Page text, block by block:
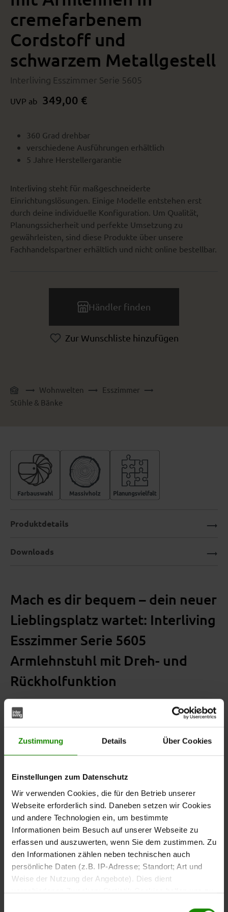
Zustimmung Details Über Cookies
Einstellungen zum Datenschutz
Wir verwenden Cookies, die für den Betrieb unserer
Webseite erforderlich sind. Daneben setzen wir Cookies
und andere Technologien ein, um bestimmte
Informationen beim Besuch auf unserer Webseite zu
erfassen und auszuwerten, wenn Sie dem zustimmen. Zu
den Informationen zählen neben technischen auch
persönliche Daten (z.B. IP-Adresse; Standort; Art und
Weise der Nutzung der Angebote). Dies dient
verschiedenen Zwecken: Statistik Cookies helfen uns zu
cremefarbenem
Cordstoff und
schwarzem Metallgestell
Interliving Esszimmer Serie 5605
UVP ab 349,00 €
360 Grad drehbar
verschiedene Ausführungen erhältlich
5 Jahre Herstellergarantie
Interliving steht für maßgeschneiderte
Einrichtungslösungen. Einige Modelle entstehen erst
durch deine individuelle Konfiguration. Um Qualität,
Planungssicherheit und perfekte Umsetzung zu
gewährleisten, sind diese Produkte über unsere
Fachhandelspartner erhältlich und nicht online bestellbar.
Händler finden
Zur Wunschliste hinzufügen
Wohnwelten
Esszimmer
Stühle & Bänke
Mach es dir bequem – dein neuer
Lieblingsplatz wartet: Interliving
Esszimmer Serie 5605
Armlehnstuhl mit Dreh- und
Rückholfunktion
5605bringt trendiges Design und hohen Sitzkomfort in
dein Zuhause. Mit seinemcremeweißen Breitcordbezug
einladend zugleich. Die weiche Haptik und die
ergonomische Formmachen diesen Armlehn-
Polsterstuhlzu einem gemütlichen Begleiter – egal ob
beim Essen, Lesen oder entspannten Zusammensitzen.
Im Kontrast zum hellen Stoff steht das filigrane
Stativgestell aus mattschwarzem Eisen, das dem
Schalenstuhl eine elegante Leichtigkeit verleiht. Als
stilvollerArmlehn-Vierfußstuhlfügt er sich harmonisch
in moderne Wohn- und Essbereiche ein – ein echter
Produktdetails
Downloads